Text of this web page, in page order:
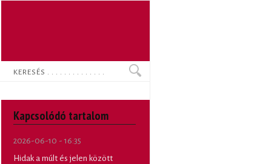
Keresés
Kapcsolódó tartalom
2026-06-10 - 16:35
Hidak a múlt és jelen között